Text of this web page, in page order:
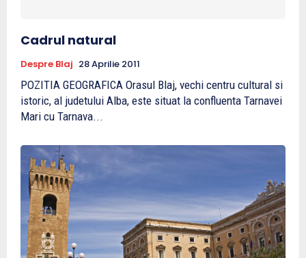
Cadrul natural
Despre Blaj 28 Aprilie 2011
POZITIA GEOGRAFICA Orasul Blaj, vechi centru cultural si
istoric, al judetului Alba, este situat la confluenta Tarnavei
Mari cu Tarnava...